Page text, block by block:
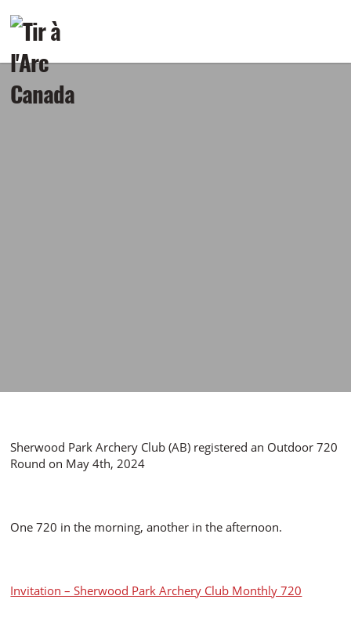
Sherwood Park Archery Club (AB) registered an Outdoor 720
Round on May 4th, 2024
One 720 in the morning, another in the afternoon.
Invitation – Sherwood Park Archery Club Monthly 720